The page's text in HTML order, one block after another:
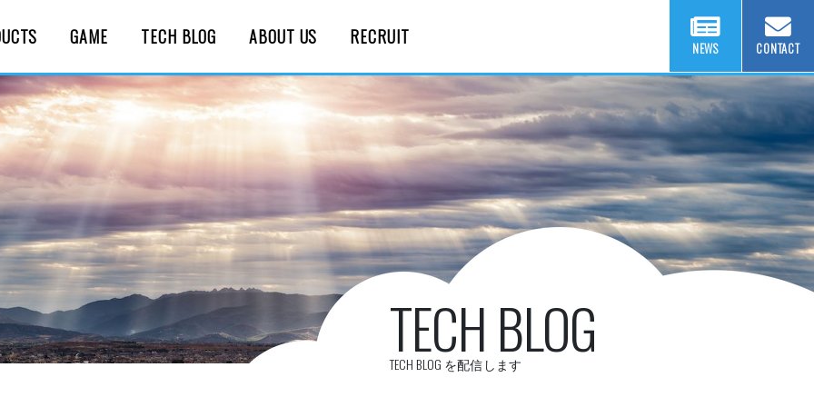
GAME TECH BLOG ABOUT US RECRUIT
NEWS CONTACT
TECH BLOG
TECH BLOG を配信します